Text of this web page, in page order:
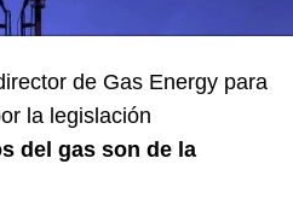
de Gas Energy para
la legislación
del gas son de la